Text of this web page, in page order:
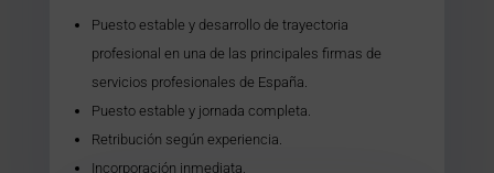
Puesto estable y desarrollo de trayectoria
profesional en una de las principales firmas de
servicios profesionales de España.
Puesto estable y jornada completa.
Retribución según experiencia.
Incorporación inmediata.